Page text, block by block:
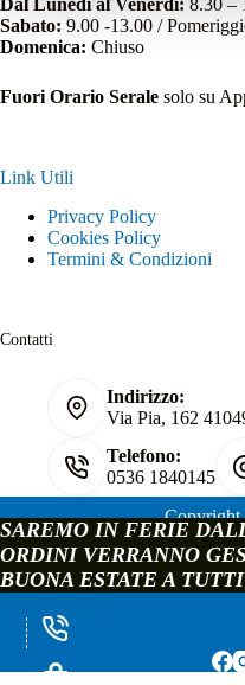
SAREMO IN FERIE
ORDINI VERRANNO
BUONA ESTATE A
Dal Lunedì al Venerdì: 8.30 –
Sabato: 9.00 -13.00 /
Domenica: Chiuso
Fuori Orario Serale solo su
Link Utili
Privacy Policy
Cookies Policy
Termini & Condizioni
Contatti
Indirizzo:
Via Pia, 162
Telefono:
0536 1840145
Blucomp Snc di
P.IVA e C.F.
Via Pia, 162 - 41049